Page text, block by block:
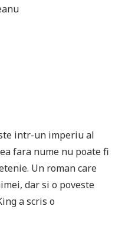
intr-un imperiu al
fara nume nu poate fi
Un roman care
dar si o poveste
a scris o